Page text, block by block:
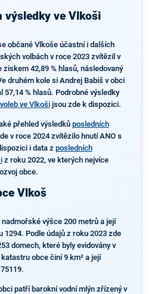
výsledky ve Vlkoši
občané Vlkoše účastní i dalších
volbách v roce 2023 zvítězil v
42,89 % hlasů, následovaný
druhém kole si Andrej Babiš v obci
% hlasů. Podrobné výsledky
ve Vlkošijsou zde k dispozici.
přehled výsledků posledních
v roce 2024 zvítězilo hnutí ANO s
i data z posledních
z roku 2022, ve kterých nejvíce
obce.
Vlkoš
výšce 200 metrů a její
1294. Podle údajů z roku 2023 zde
domech, které byly evidovány v
obce činí 9 km² a její
patří barokní vodní mlýn zřízený v